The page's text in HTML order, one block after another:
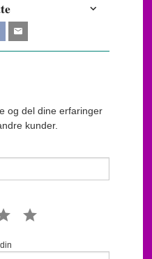
og del dine erfaringer
kunder.
5 star